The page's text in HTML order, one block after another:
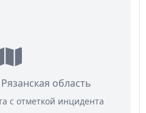
область
с отметкой инцидента